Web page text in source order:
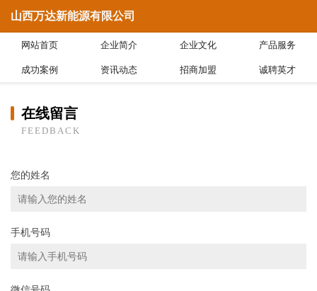
山西万达新能源有限公司
网站首页 企业简介 企业文化 产品服务
成功案例 资讯动态 招商加盟 诚聘英才
在线留言
FEEDBACK
您的姓名
手机号码